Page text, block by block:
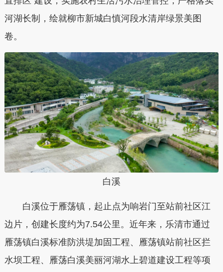
河湖长制，绘就柳市新城白慎河段水清岸绿景美图
卷。
白溪
白溪位于雁荡镇，起止点为响岩门至站前社区江
边片，创建长度约为7.54公里。近年来，乐清市通过
雁荡镇白溪标准防洪堤加固工程、雁荡镇站前社区拦
水坝工程、雁荡白溪美丽河湖水上碧道建设工程等项